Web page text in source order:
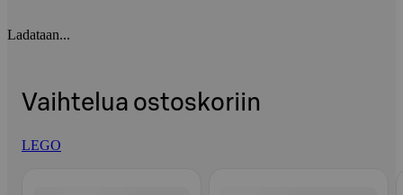
Ladataan...
Vaihtelua ostoskoriin
LEGO